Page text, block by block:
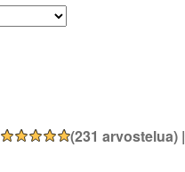
(231 arvostelua) |